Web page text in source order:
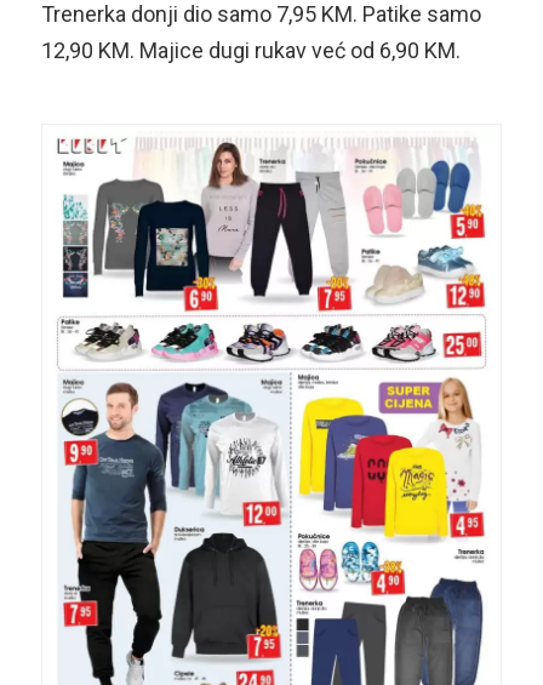
Trenerka donji dio samo 7,95 KM. Patike samo
12,90 KM. Majice dugi rukav već od 6,90 KM.